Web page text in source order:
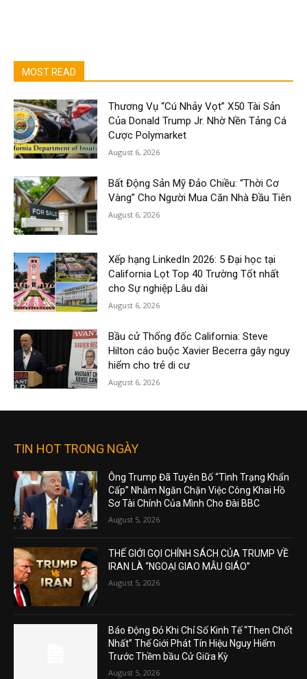
MOST READ
Thương Vụ “Cú Nhảy Vọt” X50 Tài Sản
Của Donald Trump Jr. Nhờ Nền Tảng Cá
Cược Polymarket
August 6, 2026
Bất Động Sản Mỹ Đảo Chiều: “Thời Cơ
Vàng” Cho Người Mua Căn Nhà Đầu Tiên
August 6, 2026
Xếp hạng LinkedIn 2026: 5 Đại học tại
California Lọt Top 40 Trường Tốt nhất
cho Sự nghiệp Lâu dài
August 6, 2026
Bầu cử Thống đốc California: Steve
Hilton cáo buộc Xavier Becerra gây nguy
hiểm cho trẻ di cư
August 6, 2026
TIN HOT TRONG NGÀY
Ông Trump Đã Tuyên Bố “Tình Trạng Khẩn
Cấp” Nhằm Ngăn Chặn Việc Công Khai Hồ
Sơ Tài Chính Của Mình Cho Đài BBC
August 5, 2026
THẾ GIỚI GỌI CHÍNH SÁCH CỦA TRUMP VỀ
IRAN LÀ “NGOẠI GIAO MẪU GIÁO”
August 5, 2026
Báo Động Đỏ Khi Chỉ Số Kinh Tế “Then Chốt
Nhất” Thế Giới Phát Tín Hiệu Nguy Hiểm
Trước Thềm bầu Cử Giữa Kỳ
August 5, 2026